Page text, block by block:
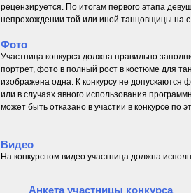
рецензируется. По итогам первого этапа
непрохождении той или иной танцовщицы на
Фото
Участница конкурса должна правильно
портрет, фото в полный рост в костюме для
изображена одна. К конкурсу не допускаются
или в случаях явного использования
может быть отказано в участии в конкурсе по
Видео
На конкурсном видео участница должна
Анкета участницы конкурса